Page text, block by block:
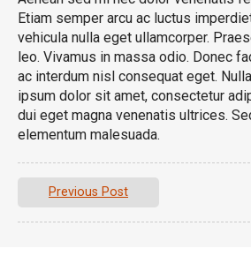
Etiam semper arcu ac luctus
vehicula nulla eget ullamcorper.
leo. Vivamus in massa odio. Donec
ac interdum nisl consequat eget.
ipsum dolor sit amet, consectetur
dui eget magna venenatis ultrices.
elementum malesuada.
Previous Post